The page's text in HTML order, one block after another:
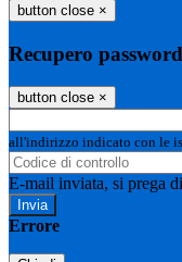
button close ×
Recupero password
button close ×
all'indirizzo indicato con le
E-mail inviata, si prega
Errore